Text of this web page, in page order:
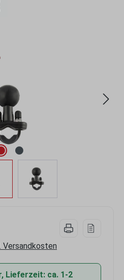
Versandkosten
Lieferzeit: ca. 1-2